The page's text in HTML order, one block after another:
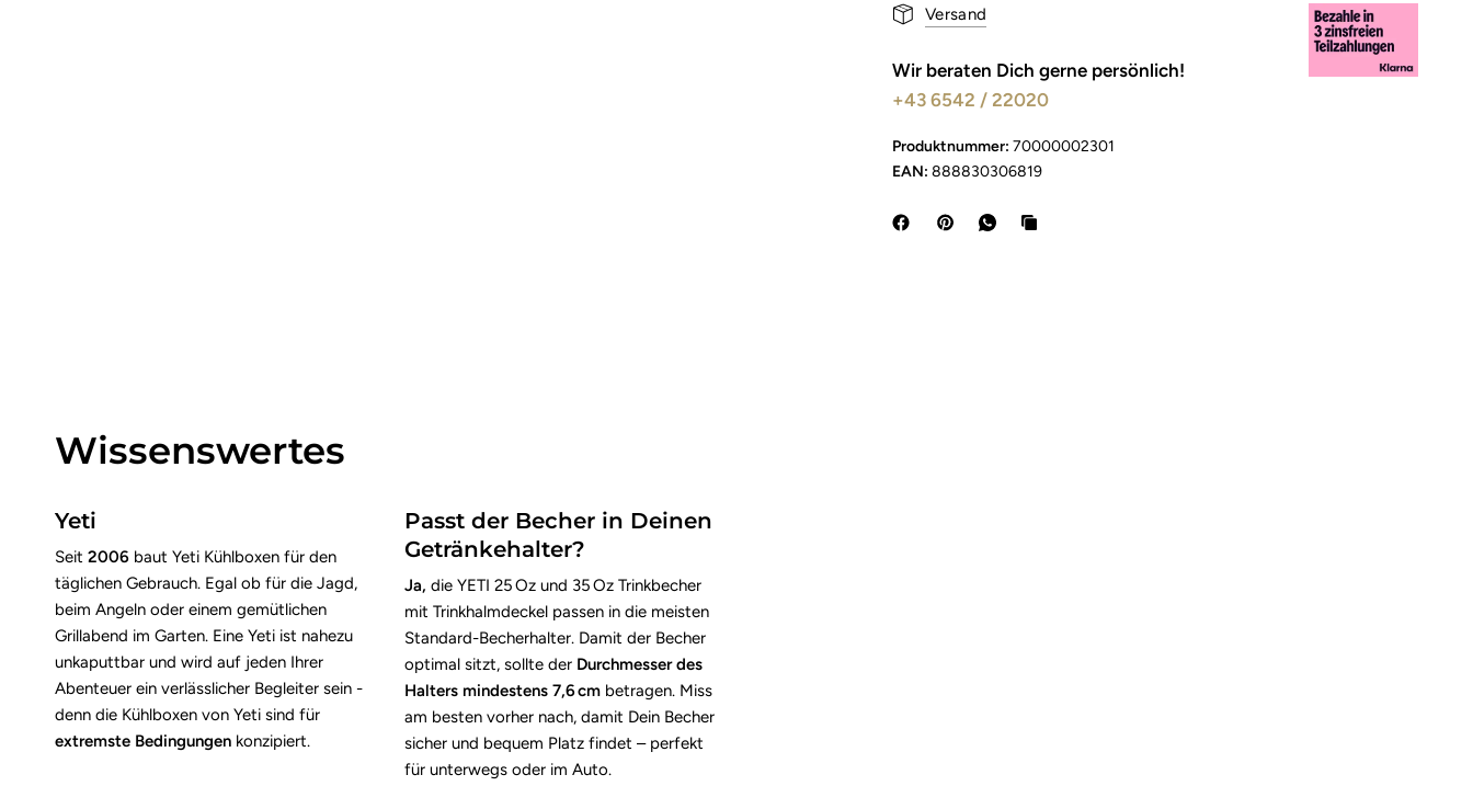
Versand
Wir beraten Dich gerne persönlich!
+43 6542 / 22020
Produktnummer: 70000002301
EAN: 888830306819
Wissenswertes
Yeti
Seit2006 baut Yeti Kühlboxen für den
täglichen Gebrauch. Egal ob für die Jagd,
beim Angeln oder einem gemütlichen
Grillabend im Garten. Eine Yeti ist nahezu
unkaputtbar und wird auf jeden Ihrer
Abenteuer ein verlässlicher Begleiter sein -
denn die Kühlboxen von Yeti sind für
extremste Bedingungen konzipiert.
Passt der Becher in Deinen
Getränkehalter?
Ja, die YETI 25 Oz und 35 Oz Trinkbecher
mit Trinkhalmdeckel passen in die meisten
Standard-Becherhalter. Damit der Becher
optimal sitzt, sollte derDurchmesser des
Halters mindestens 7,6 cm betragen. Miss
am besten vorher nach, damit Dein Becher
sicher und bequem Platz findet – perfekt
für unterwegs oder im Auto.